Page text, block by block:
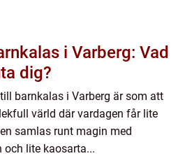
i Varberg: Vad
dig?
barnkalas i Varberg är som att
värld där vardagen får lite
samlas runt magin med
och lite kaosarta...